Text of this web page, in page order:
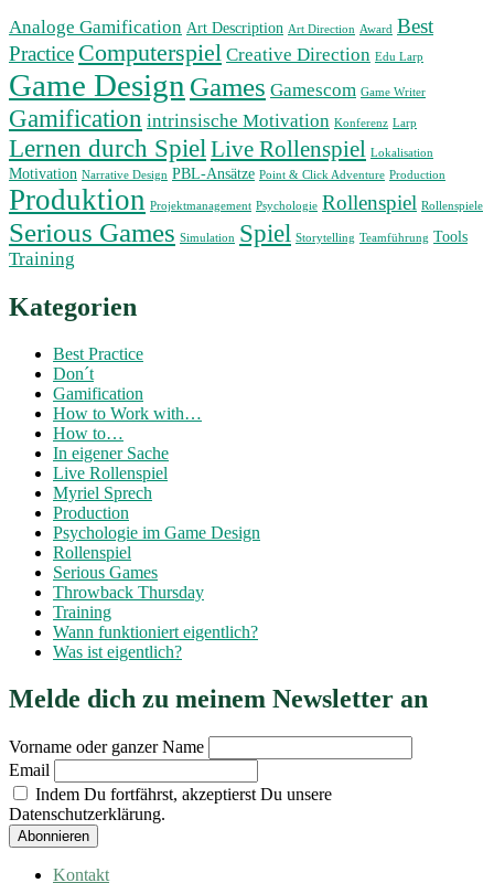
Analoge Gamification Art Description Art Direction Award Best
Practice Computerspiel Creative Direction Edu Larp
Game Design Games Gamescom Game Writer
Gamification intrinsische Motivation Konferenz Larp
Lernen durch Spiel Live Rollenspiel Lokalisation
Motivation Narrative Design PBL-Ansätze Point & Click Adventure Production
Produktion Projektmanagement Psychologie Rollenspiel Rollenspiele
Serious Games Simulation Spiel Storytelling Teamführung Tools
Training
Kategorien
Best Practice
Don´t
Gamification
How to Work with…
How to…
In eigener Sache
Live Rollenspiel
Myriel Sprech
Production
Psychologie im Game Design
Rollenspiel
Serious Games
Throwback Thursday
Training
Wann funktioniert eigentlich?
Was ist eigentlich?
Melde dich zu meinem Newsletter an
Vorname oder ganzer Name
Email
Indem Du fortfährst, akzeptierst Du unsere
Datenschutzerklärung.
Kontakt